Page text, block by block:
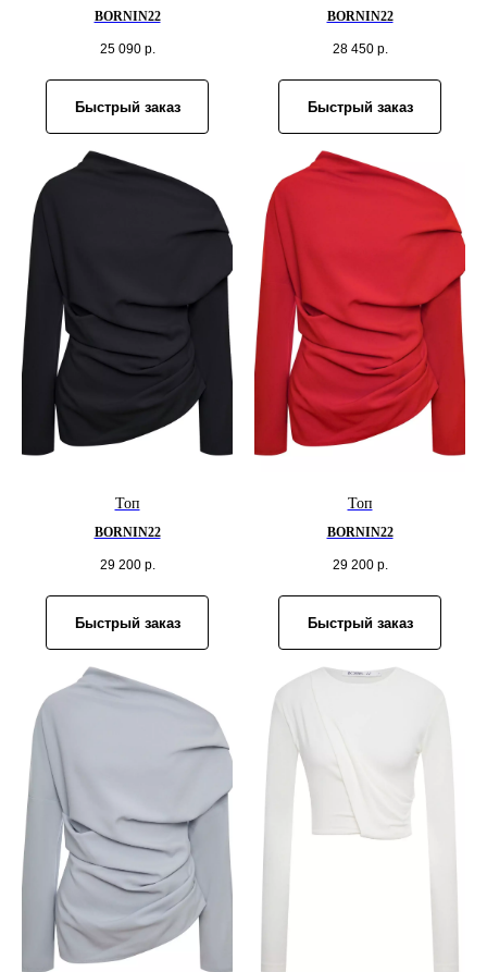
BORNIN22
25 090 р.
Быстрый заказ
BORNIN22
28 450 р.
Быстрый заказ
Топ
BORNIN22
29 200 р.
Быстрый заказ
Топ
BORNIN22
29 200 р.
Быстрый заказ